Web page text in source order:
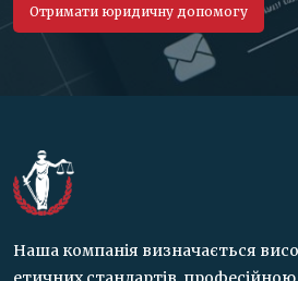
Наша компанія визначається